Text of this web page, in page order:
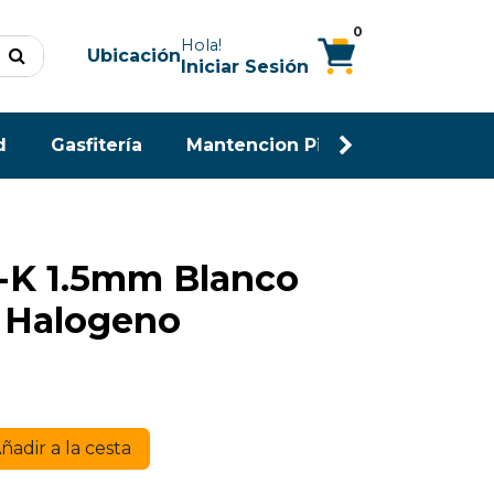
UbicaciónHola!
Iniciar Sesión
0
Gasfitería Mantencion Piscina
1.5mm Blanco
a la cesta